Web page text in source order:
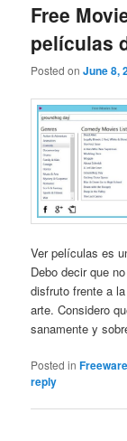
Free
películas
Posted onJune 8,
Ver películas es
Debo decir que
disfruto frente a
arte. Considero
sanamente y
Posted in Freeware
reply